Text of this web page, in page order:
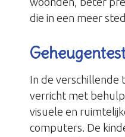
die in een meer
In de verschillende
verricht met behulp
visuele en
computers. De